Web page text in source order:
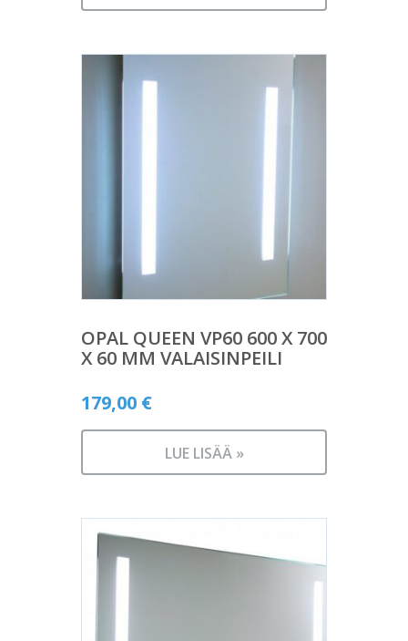
OPAL QUEEN VP60 600 X 700
X 60 MM VALAISINPEILI
179,00 €
LUE LISÄÄ »